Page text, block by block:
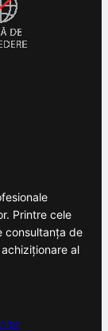
Printre cele
consultanța de
al